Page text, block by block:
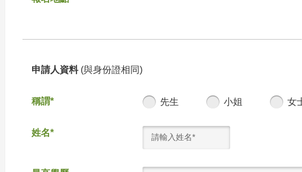
申請人資料 (與身份證相同)
稱謂* 先生 小姐 女
姓名*